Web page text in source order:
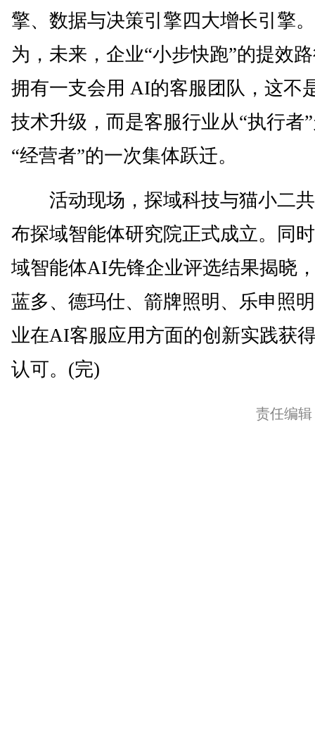
擎、数据与决策引擎四大增长引擎
为，未来，企业“小步快跑”的提效
拥有一支会用 AI的客服团队，这不
技术升级，而是客服行业从“执行者
“经营者”的一次集体跃迁。
活动现场，探域科技与猫小二
布探域智能体研究院正式成立。同
域智能体AI先锋企业评选结果揭晓
蓝多、德玛仕、箭牌照明、乐申照
业在AI客服应用方面的创新实践获
认可。(完)
责任编